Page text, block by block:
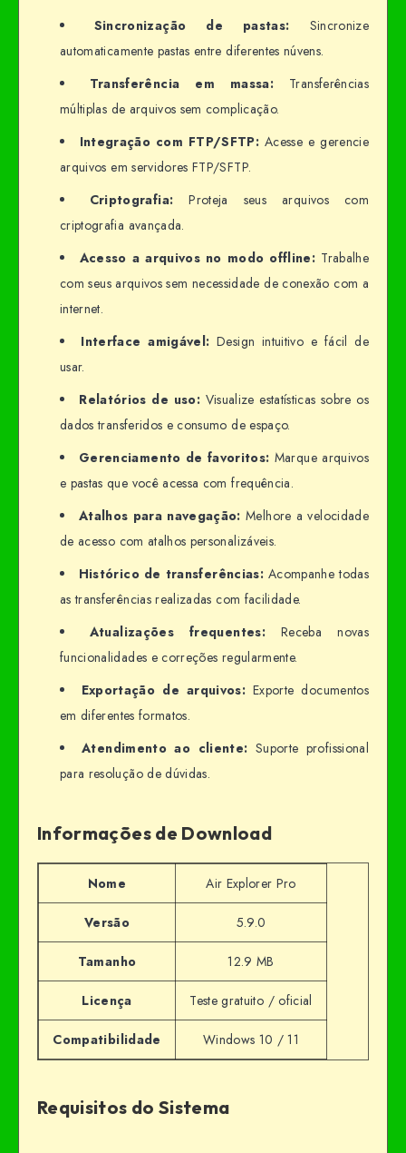
Sincronização de pastas: Sincronize
automaticamente pastas entre diferentes núvens.
Transferência em massa: Transferências
múltiplas de arquivos sem complicação.
Integração com FTP/SFTP: Acesse e gerencie
arquivos em servidores FTP/SFTP.
Criptografia: Proteja seus arquivos com
criptografia avançada.
Acesso a arquivos no modo offline: Trabalhe
com seus arquivos sem necessidade de conexão com a
internet.
Interface amigável: Design intuitivo e fácil de
usar.
Relatórios de uso:Visualize estatísticas sobre os
dados transferidos e consumo de espaço.
Gerenciamento de favoritos: Marque arquivos
e pastas que você acessa com frequência.
Atalhos para navegação: Melhore a velocidade
de acesso com atalhos personalizáveis.
Histórico de transferências:Acompanhe todas
as transferências realizadas com facilidade.
Atualizações frequentes:Receba novas
funcionalidades e correções regularmente.
Exportação de arquivos: Exporte documentos
em diferentes formatos.
Atendimento ao cliente: Suporte profissional
para resolução de dúvidas.
Informações de Download
Nome Air Explorer Pro
Versão 5.9.0
Tamanho 12.9 MB
Licença Teste gratuito / oficial
Compatibilidade Windows 10 / 11
Requisitos do Sistema